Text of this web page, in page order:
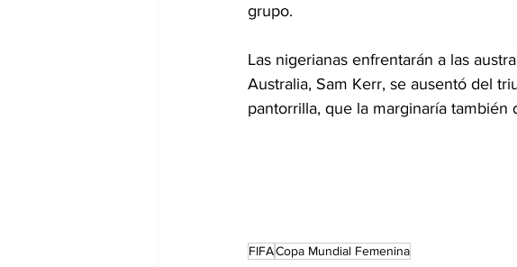
grupo.
Las nigerianas enfrentarán a las
Australia, Sam Kerr, se ausentó del
pantorrilla, que la marginaría
FIFACopa Mundial Femenina